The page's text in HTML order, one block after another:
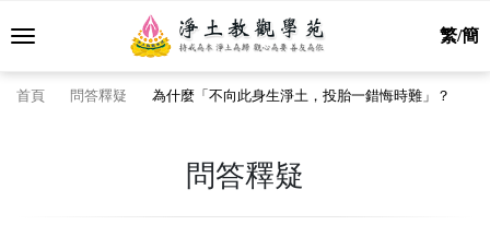
繁/簡
首頁 問答釋疑 為什麼「不向此身生淨土，投胎一錯悔時難」？
問答釋疑